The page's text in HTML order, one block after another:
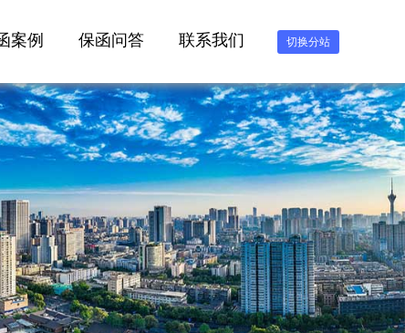
切换分站
案例 保函问答 联系我们